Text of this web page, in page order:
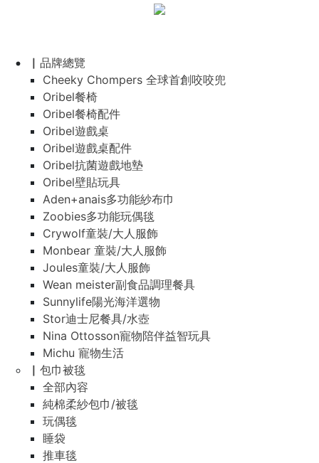
▏品牌總覽
Cheeky Chompers 全球首創咬咬兜
Oribel餐椅
Oribel餐椅配件
Oribel遊戲桌
Oribel遊戲桌配件
Oribel抗菌遊戲地墊
Oribel壁貼玩具
Aden+anais多功能紗布巾
Zoobies多功能玩偶毯
Crywolf童裝/大人服飾
Monbear 童裝/大人服飾
Joules童裝/大人服飾
Wean meister副食品調理餐具
Sunnylife陽光海洋選物
Stor迪士尼餐具/水壺
Nina Ottosson寵物陪伴益智玩具
Michu 寵物生活
▏包巾被毯
全部內容
純棉柔紗包巾/被毯
玩偶毯
睡袋
推車毯